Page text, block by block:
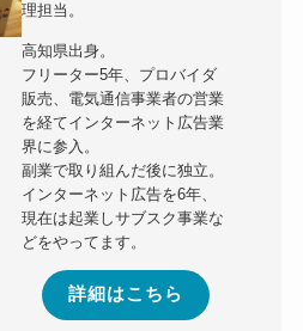
理担当。
高知県出身。
フリーター5年、プロバイダ
販売、電気通信事業者の営業
を経てインターネット広告業
界に参入。
副業で取り組んだ後に独立。
インターネット広告を6年、
現在は起業しサブスク事業な
どをやってます。
詳細はこちら